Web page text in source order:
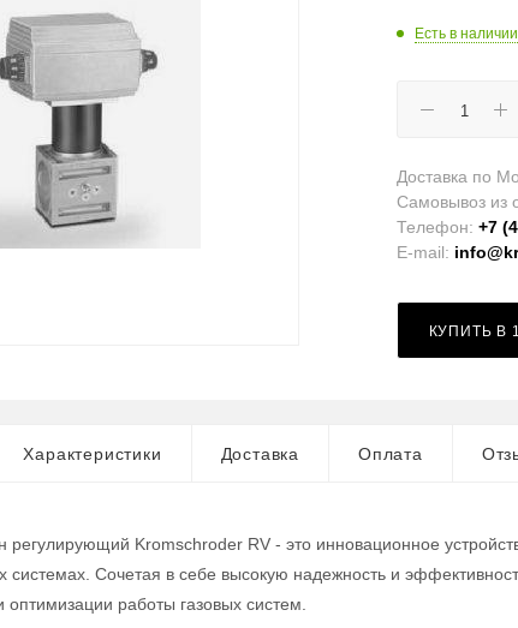
Есть в наличии
Доставка по
Самовывоз из
Телефон:+7
E-mail:
КУПИТЬ В
Характеристики Доставка Оплата
регулирующий Kromschroder RV - это инновационное
Сочетая в себе высокую надежность и
оптимизации работы газовых систем.